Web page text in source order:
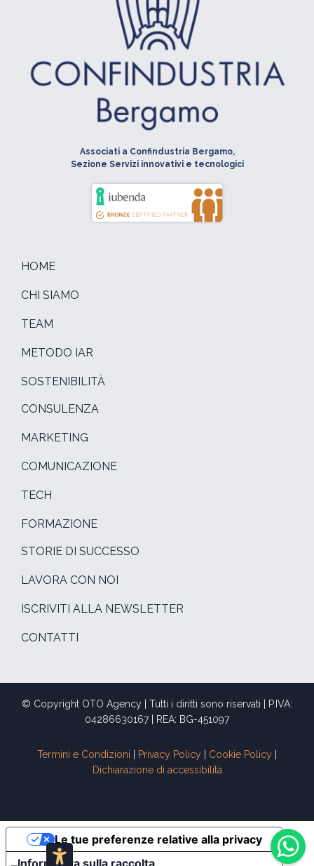
HOME
CHI SIAMO
TEAM
METODO IAR
SOSTENIBILITÀ
CONSULENZA
MARKETING
COMUNICAZIONE
TECH
FORMAZIONE
STORIE DI SUCCESSO
LAVORA CON NOI
ISCRIVITI ALLA NEWSLETTER
CONTATTI
Associati a Confindustria Bergamo,
Sezione Servizi innovativi e tecnologici
© Copyright OTO Agency | Tutti i diritti sono riservati | P.IVA:
04286630167 | REA: BG-451097
Termini e Condizioni Privacy Policy Cookie Policy
Dichiarazione di accessibilità
Le tue preferenze relative alla privacy